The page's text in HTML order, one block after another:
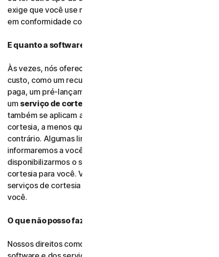
exige que você use nosso software e nossos serviços
em conformidade com as leis e regulamentos aplicáveis.
E quanto a software e serviços gratuitos?
Às vezes, nós oferecemos software e serviços sem
custo, como um recurso adicional em uma assinatura
paga, um pré-lançamento, um software beta ou
um serviço de cortesia
também se aplicam a
cortesia, a menos que nós tenhamos indicado o
contrário. Algumas limitações ainda se aplicam e nós
informaremos a você quais são elas quando
disponibilizarmos o software gratuito ou os serviços de
cortesia para você. Você pode usar software gratuito e
serviços de cortesia enquanto nós os fornecermos a
você.
O que não posso fazer com o software e os serviços?
Nossos direitos como proprietários ou licenciadores do